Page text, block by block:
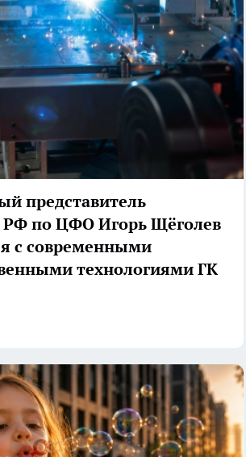
представитель
РФ по ЦФО Игорь Щёголев
с современными
технологиями ГК